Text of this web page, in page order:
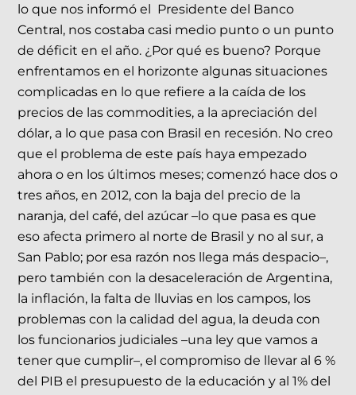
lo que nos informó el Presidente del Banco
Central, nos costaba casi medio punto o un punto
de déficit en el año. ¿Por qué es bueno? Porque
enfrentamos en el horizonte algunas situaciones
complicadas en lo que refiere a la caída de los
precios de las commodities, a la apreciación del
dólar, a lo que pasa con Brasil en recesión. No creo
que el problema de este país haya empezado
ahora o en los últimos meses; comenzó hace dos o
tres años, en 2012, con la baja del precio de la
naranja, del café, del azúcar –lo que pasa es que
eso afecta primero al norte de Brasil y no al sur, a
San Pablo; por esa razón nos llega más despacio–,
pero también con la desaceleración de Argentina,
la inflación, la falta de lluvias en los campos, los
problemas con la calidad del agua, la deuda con
los funcionarios judiciales –una ley que vamos a
tener que cumplir–, el compromiso de llevar al 6 %
del PIB el presupuesto de la educación y al 1% del